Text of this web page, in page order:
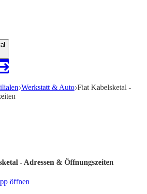
Werkstatt & Auto Fiat Kabelsketal -
- Adressen & Öffnungszeiten
öffnen